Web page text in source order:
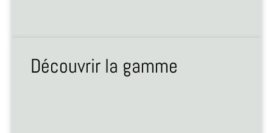
Découvrir la gamme